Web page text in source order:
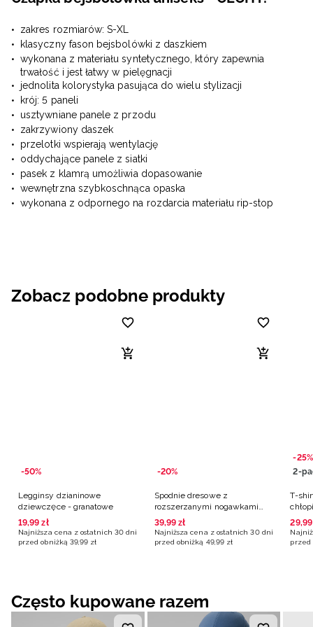
zakres rozmiarów: S-XL
klasyczny fason bejsbolówki z daszkiem
wykonana z materiału syntetycznego, który zapewnia
trwałość i jest łatwy w pielęgnacji
jednolita kolorystyka pasująca do wielu stylizacji
krój: 5 paneli
usztywniane panele z przodu
zakrzywiony daszek
przelotki wspierają wentylację
oddychające panele z siatki
pasek z klamrą umożliwia dopasowanie
wewnętrzna szybkoschnąca opaska
wykonana z odpornego na rozdarcia materiału rip-stop
Zobacz podobne produkty
-50%
Legginsy dzianinowe
dziewczęce - granatowe
19,99 zł
Najniższa cena z ostatnich 30 dni
przed obniżką 39,99 zł
-20%
Spodnie dresowe z
rozszerzanymi nogawkami
dziewczęce - granatowe
39,99 zł
Najniższa cena z ostatnich 30 dni
przed obniżką 49,99 zł
-25%
2-
T-
29,99
przed
Często kupowane razem